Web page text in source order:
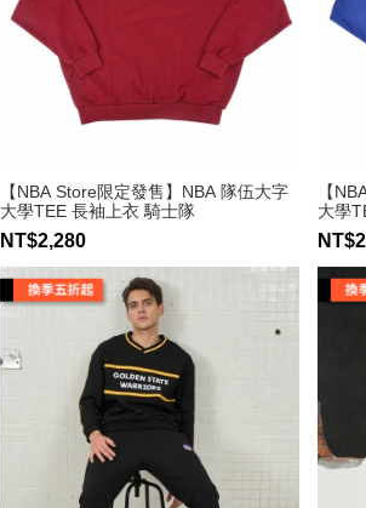
【NBA Store限定發售】NBA 隊伍大字
大學TEE 長袖上衣 騎士隊
NT$2,280
【
大學